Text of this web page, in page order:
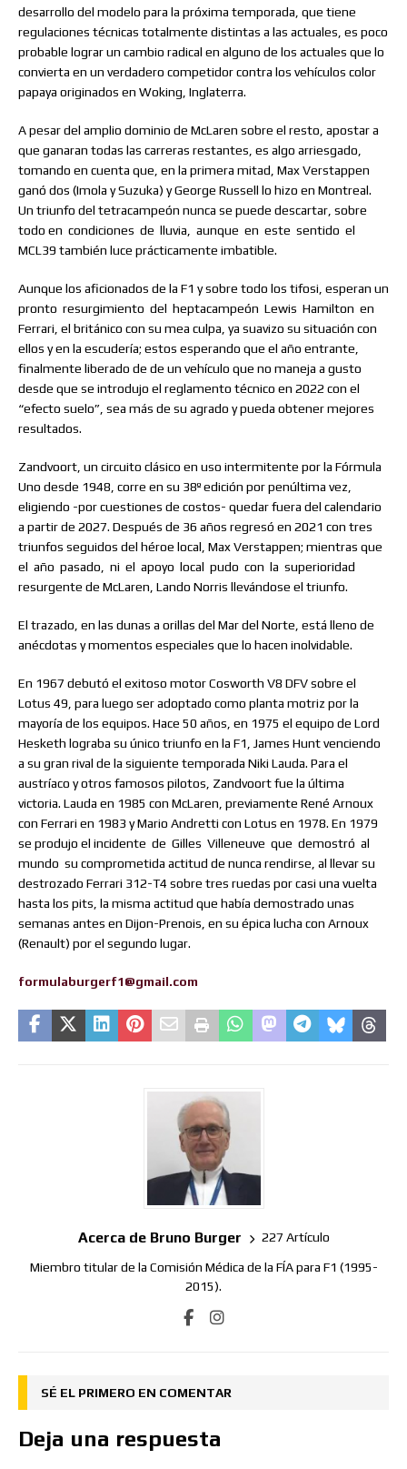
desarrollo del modelo para la próxima temporada, que tiene
regulaciones técnicas totalmente distintas a las actuales, es poco
probable lograr un cambio radical en alguno de los actuales que lo
convierta en un verdadero competidor contra los vehículos color
papaya originados en Woking, Inglaterra.
A pesar del amplio dominio de McLaren sobre el resto, apostar a
que ganaran todas las carreras restantes, es algo arriesgado,
tomando en cuenta que, en la primera mitad, Max Verstappen
ganó dos (Imola y Suzuka) y George Russell lo hizo en Montreal.
Un triunfo del tetracampeón nunca se puede descartar, sobre
todo en condiciones de lluvia, aunque en este sentido el
MCL39 también luce prácticamente imbatible.
Aunque los aficionados de la F1 y sobre todo los tifosi, esperan un
pronto resurgimiento del heptacampeón Lewis Hamilton en
Ferrari, el británico con su mea culpa, ya suavizo su situación con
ellos y en la escudería; estos esperando que el año entrante,
finalmente liberado de de un vehículo que no maneja a gusto
desde que se introdujo el reglamento técnico en 2022 con el
“efecto suelo”, sea más de su agrado y pueda obtener mejores
resultados.
Zandvoort, un circuito clásico en uso intermitente por la Fórmula
Uno desde 1948, corre en su 38º edición por penúltima vez,
eligiendo -por cuestiones de costos- quedar fuera del calendario
a partir de 2027. Después de 36 años regresó en 2021 con tres
triunfos seguidos del héroe local, Max Verstappen; mientras que
el año pasado, ni el apoyo local pudo con la superioridad
resurgente de McLaren, Lando Norris llevándose el triunfo.
El trazado, en las dunas a orillas del Mar del Norte, está lleno de
anécdotas y momentos especiales que lo hacen inolvidable.
En 1967 debutó el exitoso motor Cosworth V8 DFV sobre el
Lotus 49, para luego ser adoptado como planta motriz por la
mayoría de los equipos. Hace 50 años, en 1975 el equipo de Lord
Hesketh lograba su único triunfo en la F1, James Hunt venciendo
a su gran rival de la siguiente temporada Niki Lauda. Para el
austríaco y otros famosos pilotos, Zandvoort fue la última
victoria. Lauda en 1985 con McLaren, previamente René Arnoux
con Ferrari en 1983 y Mario Andretti con Lotus en 1978. En 1979
se produjo el incidente de Gilles Villeneuve que demostró al
mundo su comprometida actitud de nunca rendirse, al llevar su
destrozado Ferrari 312-T4 sobre tres ruedas por casi una vuelta
hasta los pits, la misma actitud que había demostrado unas
semanas antes en Dijon-Prenois, en su épica lucha con Arnoux
(Renault) por el segundo lugar.
formulaburgerf1@gmail.com
Acerca de Bruno Burger 227 Artículo
Miembro titular de la Comisión Médica de la FÍA para F1 (1995-
2015).
SÉ EL PRIMERO EN COMENTAR
Deja una respuesta